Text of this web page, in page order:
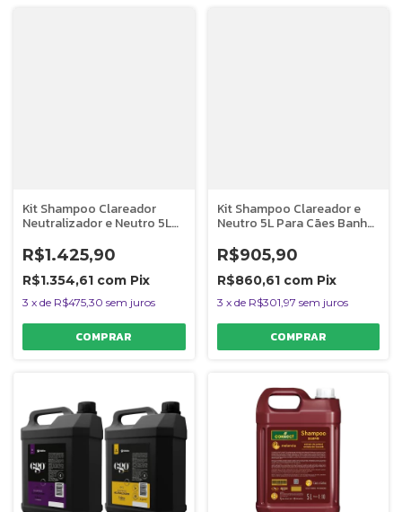
Kit Shampoo Clareador
Neutralizador e Neutro 5L
Bubbles
R$1.425,90
R$1.354,61 com Pix
3 x de R$475,30 sem juros
Kit Shampoo Clareador e
Neutro 5L Para Cães Banho
R$905,90
R$860,61 com Pix
3 x de R$301,97 sem juros